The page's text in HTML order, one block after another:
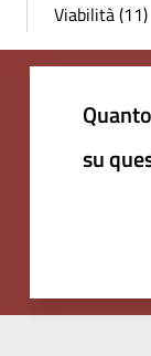
Viabilità (11)
su